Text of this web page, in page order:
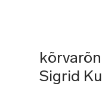
Sigrid